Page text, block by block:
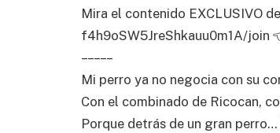
Mira el contenido EXCLUSIVO
f4h9oSW5JreShkauu0m1A/join
– – – – –
Mi perro ya no negocia con su
Con el combinado de Ricocan,
Porque detrás de un gran